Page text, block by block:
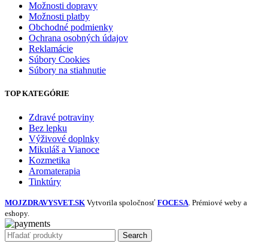
Možnosti dopravy
Možnosti platby
Obchodné podmienky
Ochrana osobných údajov
Reklamácie
Súbory Cookies
Súbory na stiahnutie
TOP KATEGÓRIE
Zdravé potraviny
Bez lepku
Výživové doplnky
Mikuláš a Vianoce
Kozmetika
Aromaterapia
Tinktúry
MOJZDRAVYSVET.SK Vytvorila spoločnosť FOCESA . Prémiové weby a
eshopy.
Search